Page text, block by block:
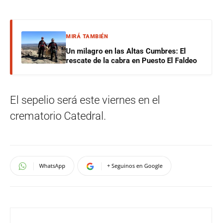
MIRÁ TAMBIÉN
Un milagro en las Altas Cumbres: El
rescate de la cabra en Puesto El Faldeo
El sepelio será este viernes en el
crematorio Catedral.
WhatsApp + Seguinos en Google